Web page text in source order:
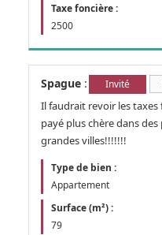
Taxe foncière :
2500
Spague : Invité
Il faudrait revoir les
payé plus chère dans
grandes villes!!!!!!!
Type de bien :
Appartement
Surface (m²) :
79